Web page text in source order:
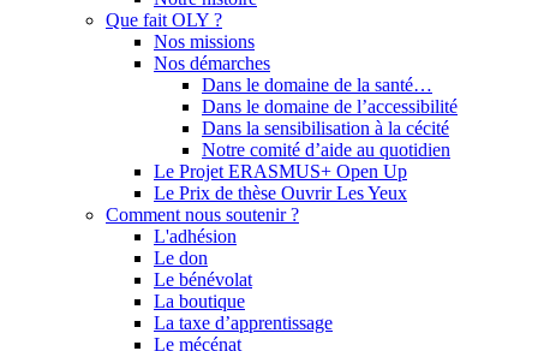
Que fait OLY ?
Nos missions
Nos démarches
Dans le domaine de la santé…
Dans le domaine de l’accessibilité
Dans la sensibilisation à la cécité
Notre comité d’aide au quotidien
Le Projet ERASMUS+ Open Up
Le Prix de thèse Ouvrir Les Yeux
Comment nous soutenir ?
L'adhésion
Le don
Le bénévolat
La boutique
La taxe d’apprentissage
Le mécénat